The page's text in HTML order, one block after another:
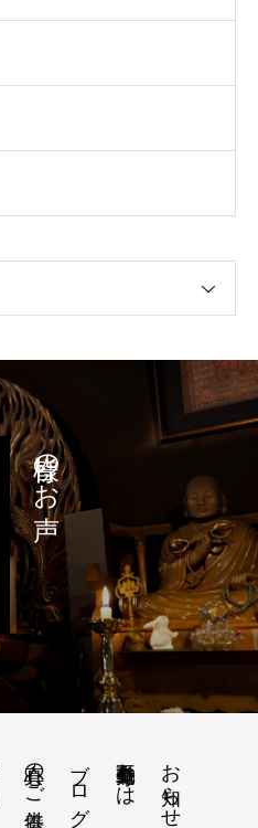
皆様のお声
お知らせ
命光不動尊とは
ブログ
真心のご供養